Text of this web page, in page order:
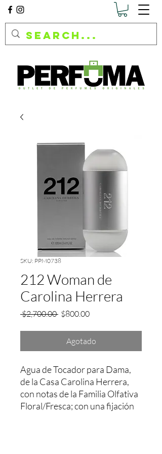
SKU: PPM0738
212 Woman de
Carolina Herrera
$2,700.00 Precio
$800.00Precio
oferta
Agotado
Agua de Tocador para Dama,
de la Casa Carolina Herrera,
con notas de la Familia Olfativa
Floral/Fresca; con una fijación